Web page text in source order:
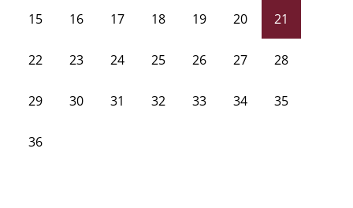
15 16 17 18 19 20 21
22 23 24 25 26 27 28
29 30 31 32 33 34 35
36